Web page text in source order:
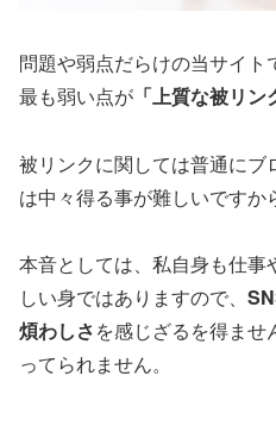
問題や弱点だらけの当サイ
最も弱い点が 「上質な被リン
被リンクに関しては普通にブ
は中々得る事が難しいですか
本音としては、私自身も仕
しい身ではありますので、
煩わしさを感じざるを得ま
ってられません。